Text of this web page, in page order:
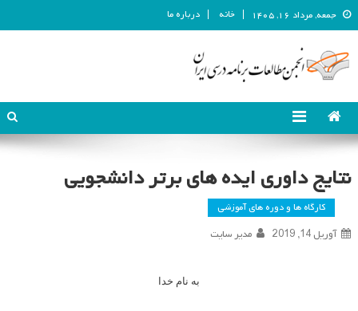
جمعه, مرداد ۱۶, ۱۴۰۵ خانه درباره ما
انجمن مطالعات برنامه درسی ایران
نتایج داوری ایده های برتر دانشجویی
کارگاه ها و دوره های آموزشی
آوریل 14, 2019 مدیر سایت
به نام خدا